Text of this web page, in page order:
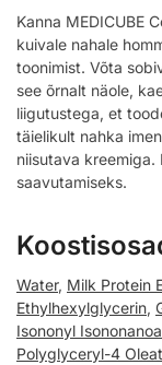
Kanna MEDICUBE
kuivale nahale
toonimist. Võta
see õrnalt näole,
liigutustega, et
täielikult nahka
niisutava
saavutamiseks.
Water, Milk Protein
Ethylhexylglycerin,
Isononyl
Polyglyceryl-4